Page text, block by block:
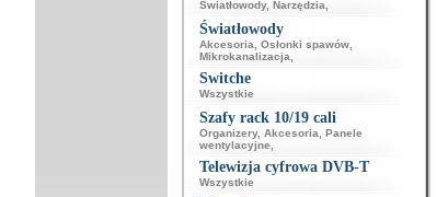
Światłowody, Narzędzia
Światłowody
Akcesoria Osłonki spawów,
Mikrokanalizacja
Switche
Wszystkie
Szafy rack 10/19 cali
Organizery, Akcesoria
Panele
wentylacyjne
Telewizja cyfrowa DVB-T
Wszystkie